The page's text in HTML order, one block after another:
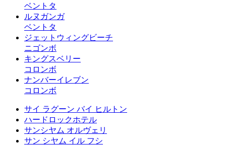
ベントタ
ルヌガンガ
ベントタ
ジェットウィングビーチ
ニゴンボ
キングスベリー
コロンボ
ナンバーイレブン
コロンボ
サイ ラグーン バイ ヒルトン
ハードロックホテル
サンシヤム オルヴェリ
サン シヤム イル フシ